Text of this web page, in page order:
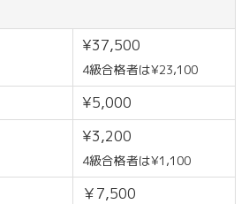
¥37,500
4級合格者は¥23,100
¥5,000
¥3,200
4級合格者は¥1,100
￥7,500